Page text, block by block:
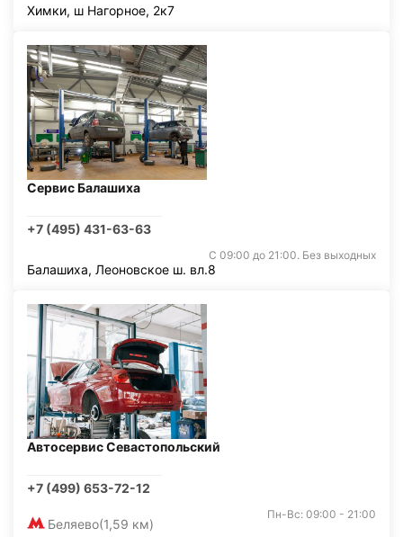
Химки, ш Нагорное, 2к7
Сервис Балашиха
+7 (495) 431-63-63
С 09:00 до 21:00. Без выходных
Балашиха, Леоновское ш. вл.8
Автосервис Севастопольский
+7 (499) 653-72-12
Беляево(1,59 км)
Пн-Вс: 09:00 - 21:00